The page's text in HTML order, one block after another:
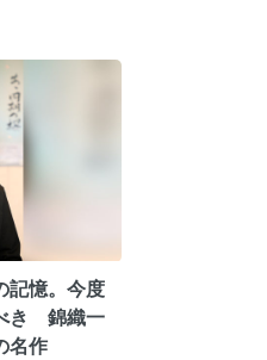
記憶。今度
き 錦織一
名作